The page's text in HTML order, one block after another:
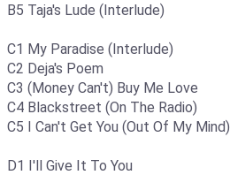
B5 Taja's Lude (Interlude)
C1 My Paradise (Interlude)
C2 Deja's Poem
C3 (Money Can't) Buy Me Love
C4 Blackstreet (On The Radio)
C5 I Can't Get You (Out Of My Mind)
D1 I'll Give It To You